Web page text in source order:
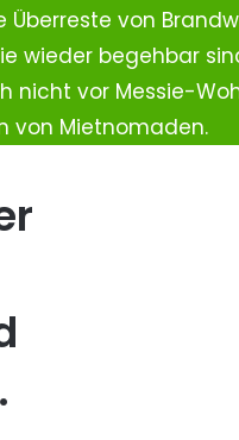
Überreste von
wieder begehbar
nicht vor Messie-
von Mietnomaden.